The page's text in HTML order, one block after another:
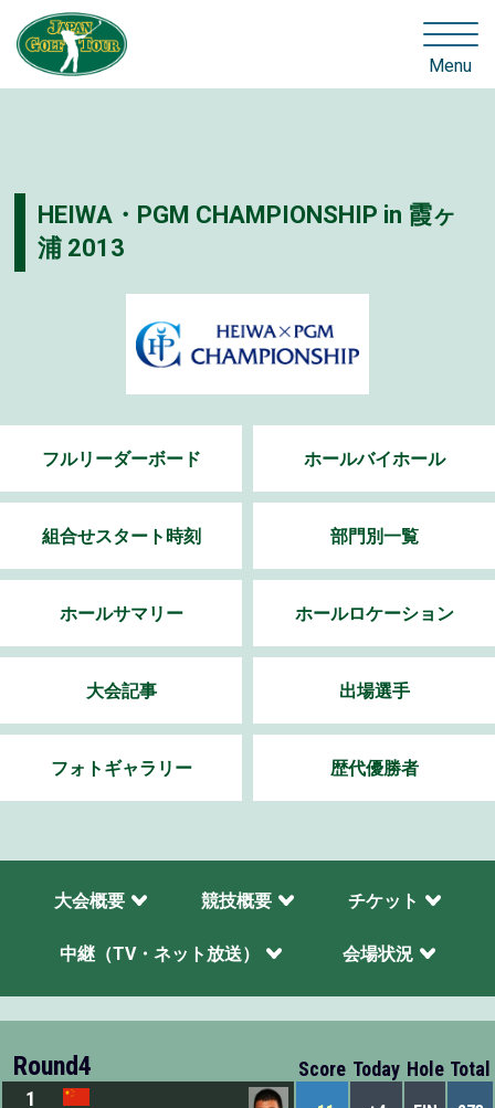
Menu
HEIWA・PGM CHAMPIONSHIP in 霞ヶ
浦 2013
フルリーダーボード ホールバイホール
組合せスタート時刻 部門別一覧
ホールサマリー ホールロケーション
大会記事 出場選手
フォトギャラリー 歴代優勝者
大会概要 競技概要 チケット
中継（TV・ネット放送） 会場状況
Round4 Score Today Hole Total
1